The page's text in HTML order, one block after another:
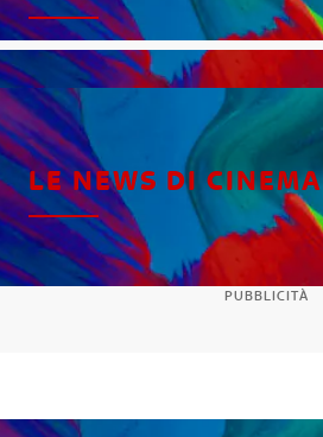
PUBBLICITÀ
LE NEWS DI CINEMA